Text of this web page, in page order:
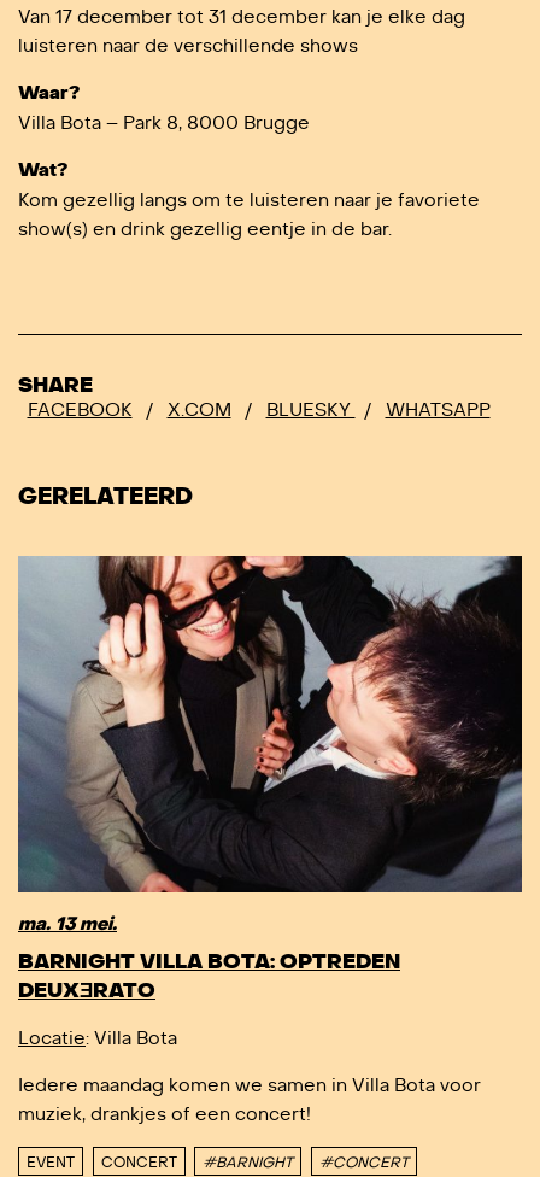
Van 17 december tot 31 december kan je elke dag
luisteren naar de verschillende shows
Waar?
Villa Bota – Park 8, 8000 Brugge
Wat?
Kom gezellig langs om te luisteren naar je favoriete
show(s) en drink gezellig eentje in de bar.
SHARE
FACEBOOK / X.COM / BLUESKY / WHATSAPP
GERELATEERD
ma. 13 mei.
BARNIGHT VILLA BOTA: OPTREDEN
DEUXƎRATO
Locatie: Villa Bota
Iedere maandag komen we samen in Villa Bota voor
muziek, drankjes of een concert!
EVENT CONCERT #BARNIGHT #CONCERT